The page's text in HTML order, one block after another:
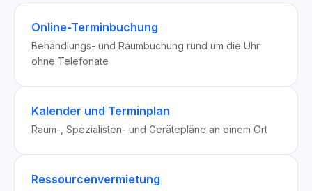
Online-Terminbuchung
Behandlungs- und Raumbuchung rund um die Uhr
ohne Telefonate
Kalender und Terminplan
Raum-, Spezialisten- und Gerätepläne an einem Ort
Ressourcenvermietung